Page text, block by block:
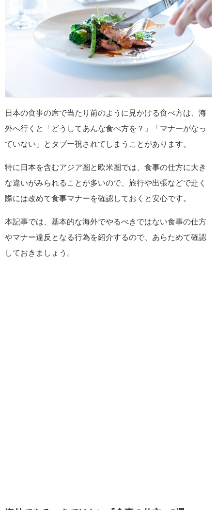
日本の食事の席で当たり前のように見かける食べ方は、海
外へ行くと「どうしてあんな食べ方を？」「マナーがなっ
ていない」とタブー視されてしまうことがあります。
特に日本を含むアジア圏と欧米圏では、食事の仕方に大き
な違いがみられることが多いので、旅行や出張などで赴く
際には改めて食事マナーを確認しておくと安心です。
本記事では、基本的な海外でやるべきではない食事の仕方
やマナー違反となる行為を紹介するので、あらためて確認
しておきましょう。